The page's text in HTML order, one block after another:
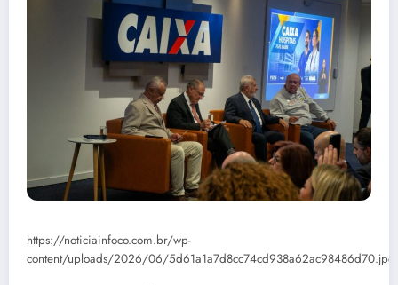
https://noticiainfoco.com.br/wp-
content/uploads/2026/06/